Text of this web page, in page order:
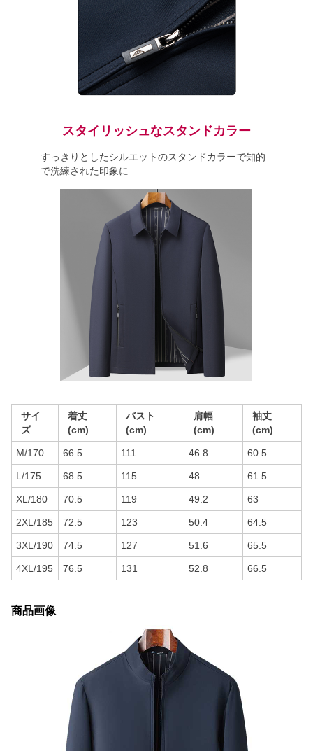
スタイリッシュなスタンドカラー
すっきりとしたシルエットのスタンドカラーで知的
で洗練された印象に
サイ
ズ
着丈
(cm)
バスト
(cm)
肩幅
(cm)
袖丈
(cm)
M/170 66.5 111 46.8 60.5
L/175 68.5 115 48 61.5
XL/180 70.5 119 49.2 63
2XL/185 72.5 123 50.4 64.5
3XL/190 74.5 127 51.6 65.5
4XL/195 76.5 131 52.8 66.5
商品画像